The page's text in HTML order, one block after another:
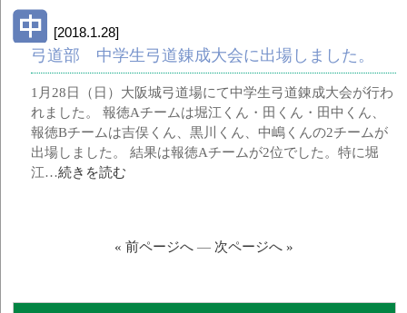
[2018.1.28]
弓道部 中学生弓道錬成大会に出場しました。
1月28日（日）大阪城弓道場にて中学生弓道錬成大会が行わ
れました。 報徳Aチームは堀江くん・田くん・田中くん、
報徳Bチームは吉俣くん、黒川くん、中嶋くんの2チームが
出場しました。 結果は報徳Aチームが2位でした。特に堀
江…続きを読む
« 前ページへ — 次ページへ »